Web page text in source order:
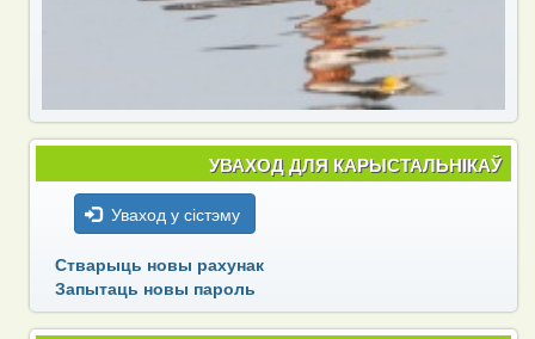
УВАХОД ДЛЯ КАРЫСТАЛЬНІКАЎ
Уваход у сістэму
Стварыць новы рахунак
Запытаць новы пароль